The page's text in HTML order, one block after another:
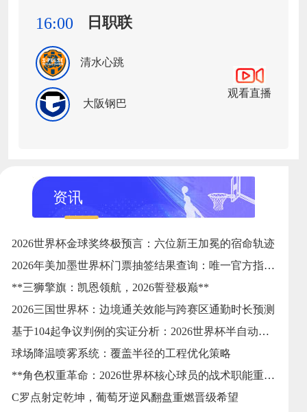
16:00 日职联
清水心跳
大阪钢巴
观看直播
资讯
2026世界杯金球奖终极预言：六位新王加冕的宿命轨迹
2026年美加墨世界杯门票抽签结果查询：唯一官方指定24直播网
**三狮擎旗：凯恩领航，2026誓登极巅**
2026三国世界杯：边境通关效能与跨赛区通勤时长预测
基于104起争议判例的实证分析：2026世界杯半自动越位系统触发逻辑与判准精度的优化校准
球场降温喷雾系统：覆盖半径的工程优化策略
**角色权重革命：2026世界杯核心球员的战术职能重塑**
C罗点射定乾坤，葡萄牙逆风翻盘重燃晋级希望